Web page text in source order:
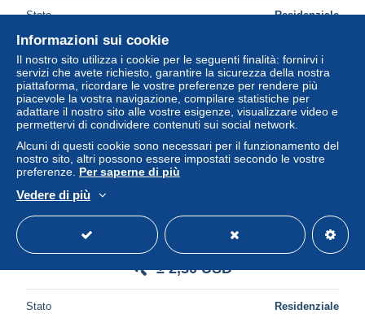
Stato Residenziale
Nuovo
Etiquette Brassserie Franchimont
± 2,30 USD
Stato Residenziale
Informazioni sui cookie
Il nostro sito utilizza i cookie per le seguenti finalità: fornirvi i
servizi che avete richiesto, garantire la sicurezza della nostra
piattaforma, ricordare le vostre preferenze per rendere più
piacevole la vostra navigazione, compilare statistiche per
adattare il nostro sito alle vostre esigenze, visualizzare video e
permettervi di condividere contenuti sui social network.
Alcuni di questi cookie sono necessari per il funzionamento del
nostro sito, altri possono essere impostati secondo le vostre
preferenze. Per saperne di più
Vedere di più